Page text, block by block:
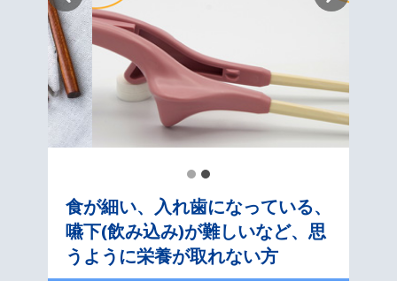
食が細い、入れ歯になっている、
嚥下(飲み込み)が難しいなど、思
うように栄養が取れない方